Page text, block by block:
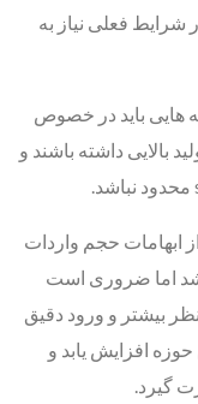
شرایط فعلی نیاز به
هایی باید در خصوص
بالایی داشته باشند و
ابهامات حجم واردات
اما ضروری است
بیشتر و ورود دقیق
افزایش یابد و
گیرد.